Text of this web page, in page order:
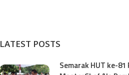
LATEST POSTS
Semarak HUT ke-81